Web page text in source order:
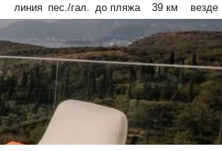
линия пес./гал. до пляжа 39 км везде